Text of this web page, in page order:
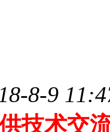
8-9
技术交